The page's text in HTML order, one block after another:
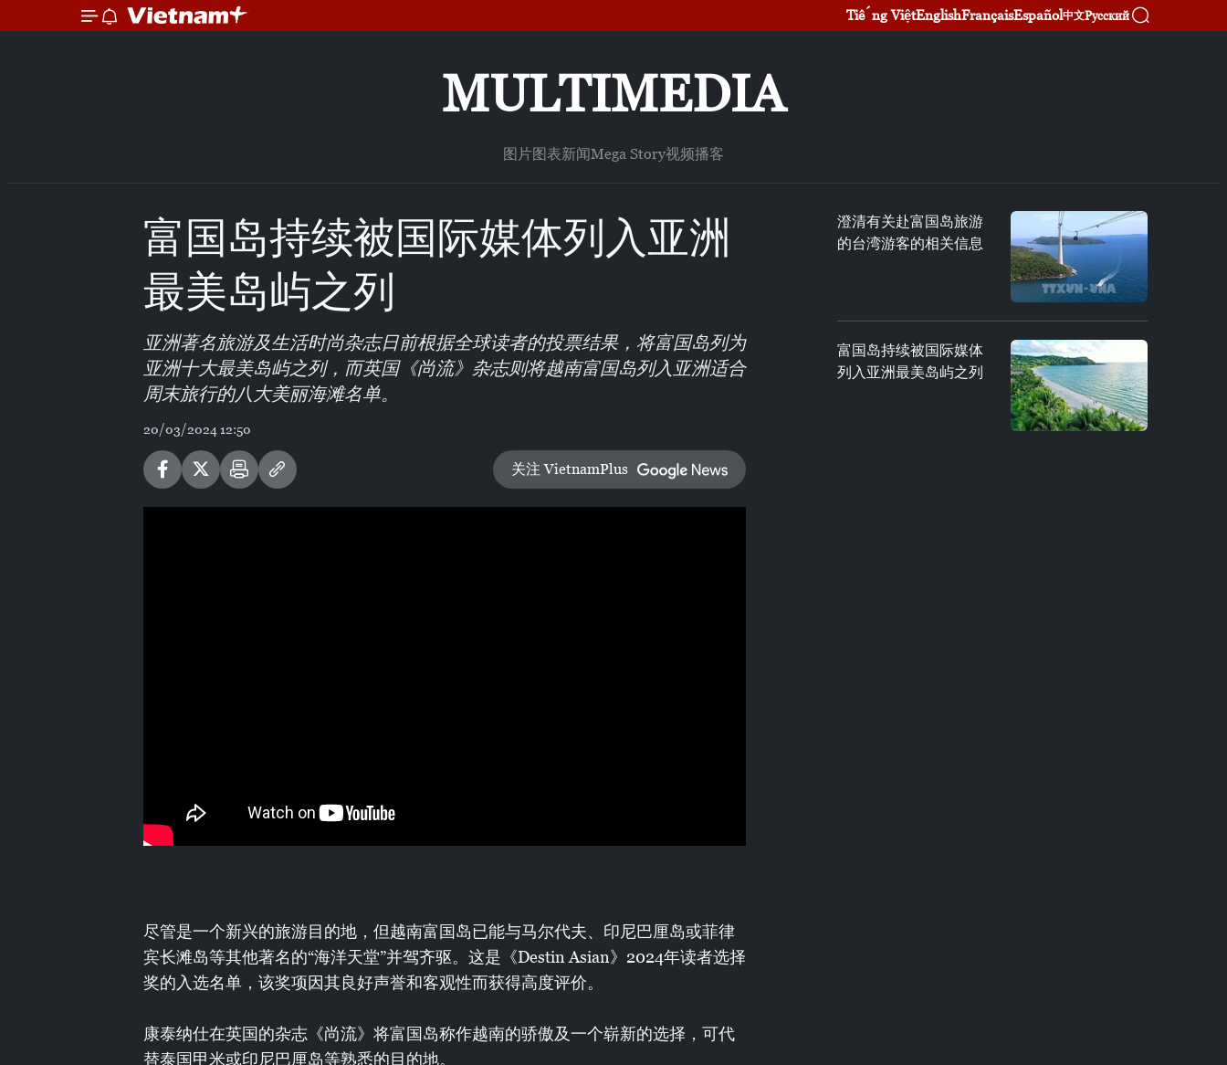
Tiếng ViệtEnglishFrançaisEspañol中文Русский
MULTIMEDIA
图片图表新闻Mega Story视频播客
富国岛持续被国际媒体列入亚洲
最美岛屿之列
亚洲著名旅游及生活时尚杂志日前根据全球读者的投票结果，将富国岛列为
亚洲十大最美岛屿之列，而英国《尚流》杂志则将越南富国岛列入亚洲适合
周末旅行的八大美丽海滩名单。
20/03/2024 12:50
关注 VietnamPlus
尽管是一个新兴的旅游目的地，但越南富国岛已能与马尔代夫、印尼巴厘岛或菲律
宾长滩岛等其他著名的“海洋天堂”并驾齐驱。这是《Destin Asian》2024年读者选择
奖的入选名单，该奖项因其良好声誉和客观性而获得高度评价。
康泰纳仕在英国的杂志《尚流》将富国岛称作越南的骄傲及一个崭新的选择，可代
替泰国甲米或印尼巴厘岛等熟悉的目的地。
澄清有关赴富国岛旅游
的台湾游客的相关信息
富国岛持续被国际媒体
列入亚洲最美岛屿之列